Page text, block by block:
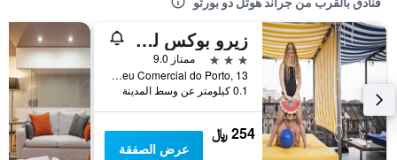
زيرو بوكس لودج بورتو
3 نجوم
ممتاز 9.0
R. do Ateneu Comercial do Porto, 13, بورتو, محافظة بورتو, البرتغال
0.1 كيلومتر عن وسط المدينة
254 ﷼
عرض الصفقة